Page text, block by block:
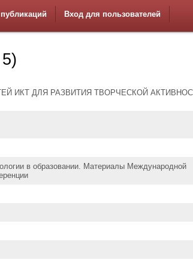
Вход для пользователей
ИКТ ДЛЯ РАЗВИТИЯ ТВОРЧЕСКОЙ
в образовании. Материалы Международной